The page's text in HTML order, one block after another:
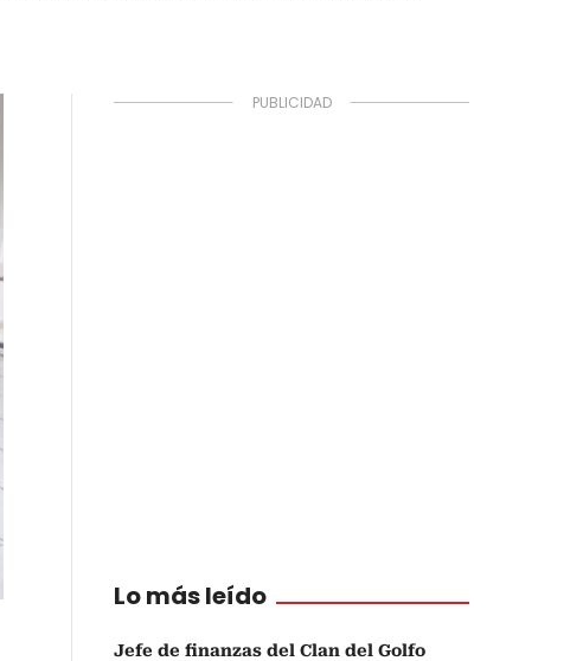
Lo más leído
Jefe de finanzas del Clan del Golfo